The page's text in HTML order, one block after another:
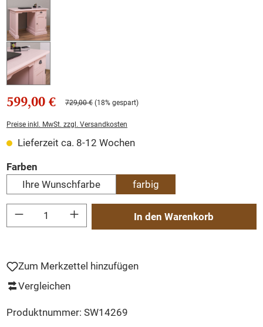
599,00 € 729,00 € (18% gespart)
Preise inkl. MwSt. zzgl. Versandkosten
Lieferzeit ca. 8-12 Wochen
Farben
Ihre Wunschfarbe
farbig
Produkt Anzahl: Gib den gewünschten Wert ein oder benutze die Schaltflächen
In den Warenkorb
Zum Merkzettel hinzufügen
Vergleichen
Produktnummer: SW14269